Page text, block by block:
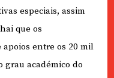
especiais, assim
que os
entre os 20 mil
grau académico do